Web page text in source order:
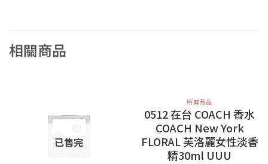
相關商品
已售完
所有商品
0512 在台 COACH 香水
COACH New York
FLORAL 芙洛麗女性淡香
精30ml UUU